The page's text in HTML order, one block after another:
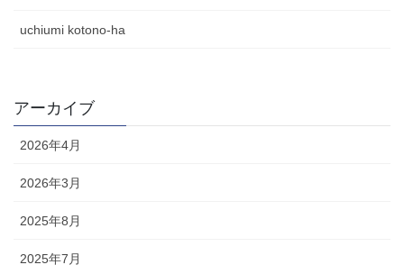
uchiumi kotono-ha
アーカイブ
2026年4月
2026年3月
2025年8月
2025年7月